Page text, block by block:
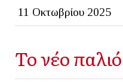
11 Οκτωβρίου 2025
Το νέο